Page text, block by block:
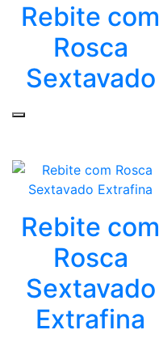
Rebite com
Rosca
Sextavado
Rebite com
Rosca
Sextavado
Extrafina